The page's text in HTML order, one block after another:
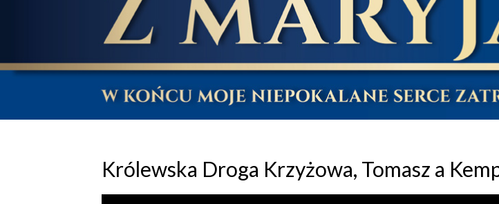
Królewska Droga Krzyżowa, Tomasz a